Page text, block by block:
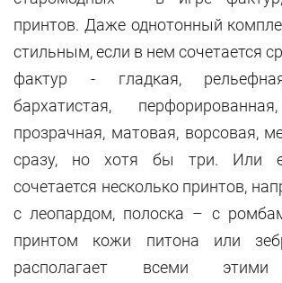
принтов. Даже однотонный
стильным, если в нем сочетается
фактур - гладкая,
бархатистая,
прозрачная, матовая, ворсовая,
сразу, но хотя бы три. Или
сочетается несколько принтов,
с леопардом, полоска – с
принтом кожи питона или
располагает всеми этими